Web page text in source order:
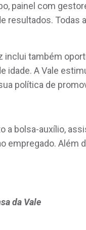
painel com
resultados. Todas
inclui também
idade. A Vale
política de
a bolsa-auxílio,
empregado. Além
da Vale